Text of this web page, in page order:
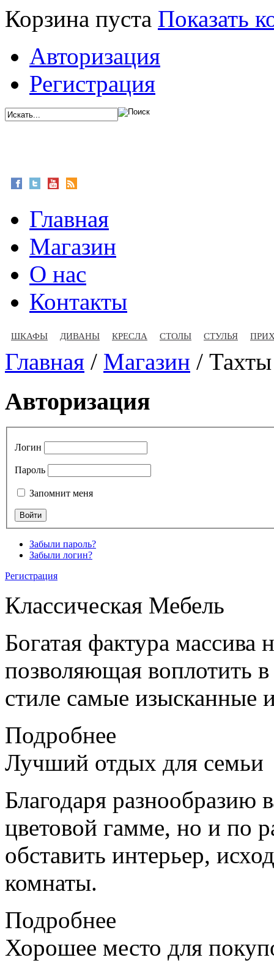
Корзина пуста Показать
Авторизация
Регистрация
Главная
Магазин
О нас
Контакты
ШКАФЫ ДИВАНЫ КРЕСЛА СТОЛЫ СТУЛЬЯ
Главная / Магазин / Тахты
Авторизация
Логин
Пароль
Запомнит меня
Забыли пароль?
Забыли логин?
Регистрация
Классическая Мебель
Богатая фактура массива
позволяющая воплотить
стиле самые изысканные
Подробнее
Лучший отдых для семьи
Благодаря разнообразию
цветовой гамме, но и по
обставить интерьер,
комнаты.
Подробнее
Хорошее место для